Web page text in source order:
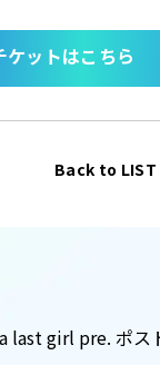
ケットはこちら
Back to LIST
last girl pre. ポス